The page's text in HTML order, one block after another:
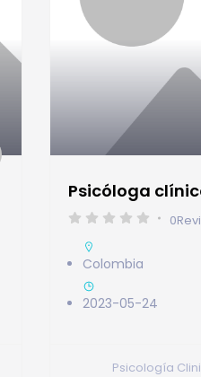
Psicóloga
0
Colombia
2023-05-24
Psicología